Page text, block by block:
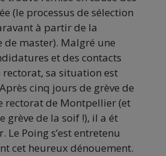
(le processus de sélection
à partir de la
de master). Malgré une
et des contacts
rectorat, sa situation est
cinq jours de grève de
rectorat de Montpellier (et
grève de la soif !), il a ét
Le Poing s’est entretenu
cet heureux dénouement.